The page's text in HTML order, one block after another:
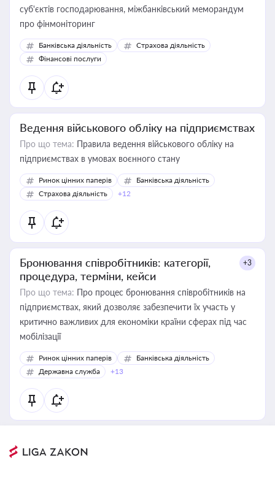
суб'єктів господарювання, міжбанківський меморандум
про фінмоніторинг
Банківська діяльність
Страхова діяльність
Фінансові послуги
Ведення військового обліку на підприємствах
Про що тема: Правила ведення військового обліку на
підприємствах в умовах воєнного стану
Ринок цінних паперів
Банківська діяльність
Страхова діяльність
+12
Бронювання співробітників: категорії,
процедура, терміни, кейси
+3
Про що тема: Про процес бронювання співробітників на
підприємствах, який дозволяє забезпечити їх участь у
критично важливих для економіки країни сферах під час
мобілізації
Ринок цінних паперів
Банківська діяльність
Державна служба
+13